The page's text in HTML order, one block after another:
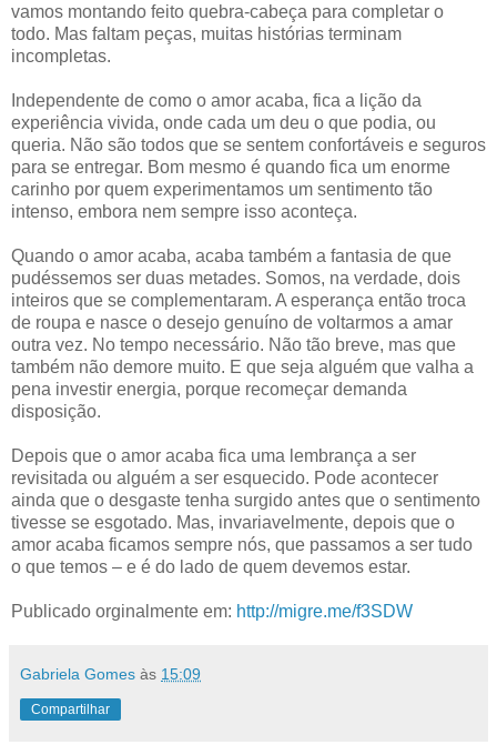
vamos montando feito quebra-cabeça para completar o
todo. Mas faltam peças, muitas histórias terminam
incompletas.
Independente de como o amor acaba, fica a lição da
experiência vivida, onde cada um deu o que podia, ou
queria. Não são todos que se sentem confortáveis e seguros
para se entregar. Bom mesmo é quando fica um enorme
carinho por quem experimentamos um sentimento tão
intenso, embora nem sempre isso aconteça.
Quando o amor acaba, acaba também a fantasia de que
pudéssemos ser duas metades. Somos, na verdade, dois
inteiros que se complementaram. A esperança então troca
de roupa e nasce o desejo genuíno de voltarmos a amar
outra vez. No tempo necessário. Não tão breve, mas que
também não demore muito. E que seja alguém que valha a
pena investir energia, porque recomeçar demanda
disposição.
Depois que o amor acaba fica uma lembrança a ser
revisitada ou alguém a ser esquecido. Pode acontecer
ainda que o desgaste tenha surgido antes que o sentimento
tivesse se esgotado. Mas, invariavelmente, depois que o
amor acaba ficamos sempre nós, que passamos a ser tudo
o que temos – e é do lado de quem devemos estar.
Publicado orginalmente em: http://migre.me/f3SDW
Gabriela Gomes às 15:09
Compartilhar